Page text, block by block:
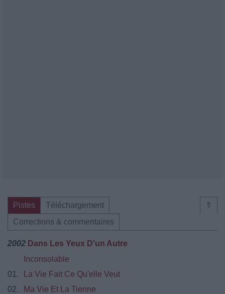
⇑
Pistes
Téléchargement
Corrections & commentaires
2002 Dans Les Yeux D'un Autre
Inconsolable
01.
La Vie Fait Ce Qu'elle Veut
02.
Ma Vie Et La Tienne